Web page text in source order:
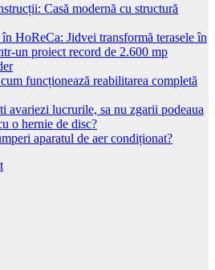
Casă modernă cu structură
în HoReCa: Jidvei transformă terasele în
un proiect record de 2.600 mp
funcționează reabilitarea completă
avariezi lucrurile, sa nu zgarii podeaua
o hernie de disc?
aparatul de aer condiționat?